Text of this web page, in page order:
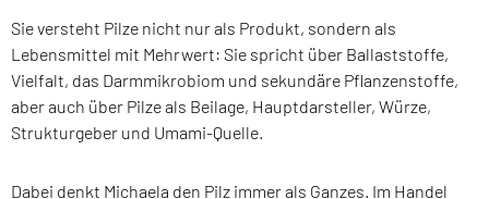
Sie versteht Pilze nicht nur als Produkt, sondern als
Lebensmittel mit Mehrwert: Sie spricht über Ballaststoffe,
Vielfalt, das Darmmikrobiom und sekundäre Pflanzenstoffe,
aber auch über Pilze als Beilage, Hauptdarsteller, Würze,
Strukturgeber und Umami-Quelle.
Dabei denkt Michaela den Pilz immer als Ganzes. Im Handel